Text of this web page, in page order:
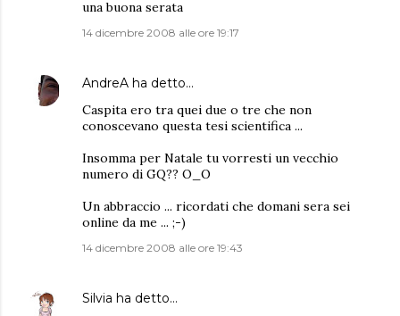
una buona serata
14 dicembre 2008 alle ore 19:17
AndreA ha detto…
Caspita ero tra quei due o tre che non
conoscevano questa tesi scientifica ...
Insomma per Natale tu vorresti un vecchio
numero di GQ?? O_O
Un abbraccio ... ricordati che domani sera sei
online da me ... ;-)
14 dicembre 2008 alle ore 19:43
Silvia ha detto…